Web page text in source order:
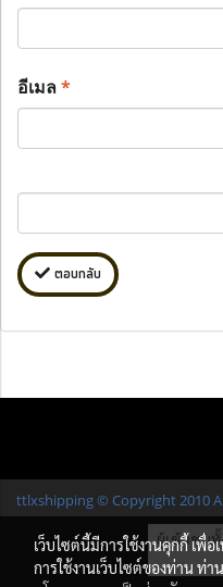
อีเมล*
ตอบกลับ
ttlxshipping © Copyright 2010
ผู้เข้าชม
เว็บไซต์นี้มีการใช้งานคุกกี้ เ
การใช้งานเว็บไซต์ของท่าน ท่